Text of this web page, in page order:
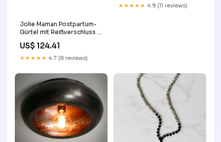
Jolie Maman Postpartum-
Gürtel mit Reißverschluss –
US$ 124.41
★★★★★ 4.7 (8 reviews)
★★★★★ 4.9 (11 reviews)